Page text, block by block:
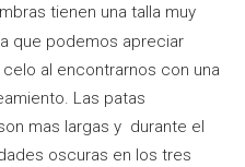
tienen una talla muy
que podemos apreciar
al encontrarnos con una
Las patas
mas largas y durante el
oscuras en los tres